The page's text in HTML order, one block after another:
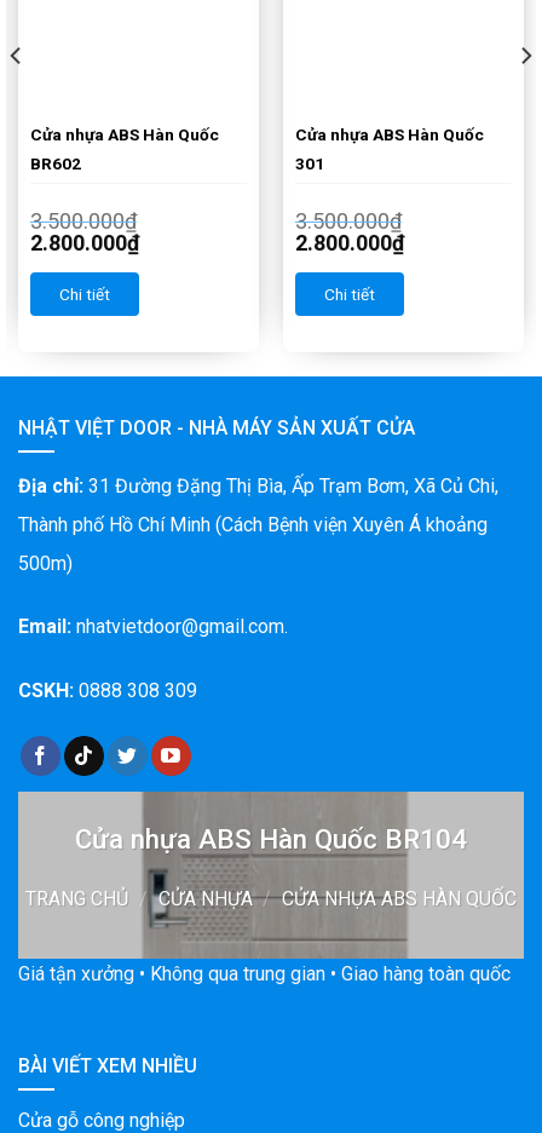
Cửa nhựa ABS Hàn Quốc
BR602
3.500.000₫
2.800.000₫
Chi tiết
Cửa nhựa ABS Hàn Quốc
301
3.500.000₫
2.800.000₫
Chi tiết
NHẬT VIỆT DOOR - NHÀ MÁY SẢN XUẤT CỬA
Địa chỉ: 31 Đường Đặng Thị Bìa, Ấp Trạm Bơm, Xã Củ Chi,
Thành phố Hồ Chí Minh (Cách Bệnh viện Xuyên Á khoảng
500m)
Email: nhatvietdoor@gmail.com.
CSKH: 0888 308 309
Cửa nhựa ABS Hàn Quốc BR104
TRANG CHỦ / CỬA NHỰA / CỬA NHỰA ABS HÀN QUỐC
Giá tận xưởng • Không qua trung gian • Giao hàng toàn quốc
BÀI VIẾT XEM NHIỀU
Cửa gỗ công nghiệp